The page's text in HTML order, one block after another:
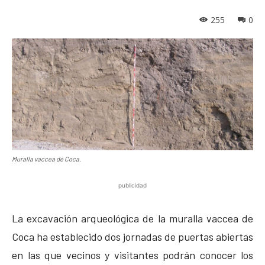
0
255
Muralla vaccea de Coca.
publicidad
La excavación arqueológica de la muralla vaccea de
Coca ha establecido dos jornadas de puertas abiertas
en las que vecinos y visitantes podrán conocer los